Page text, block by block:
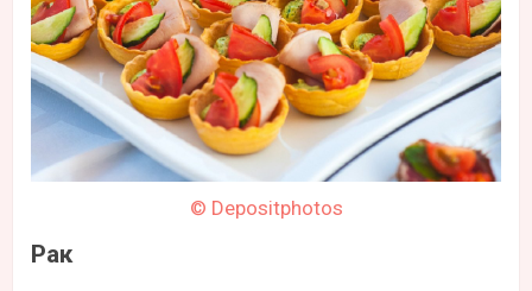
© Depositphotos
Рак